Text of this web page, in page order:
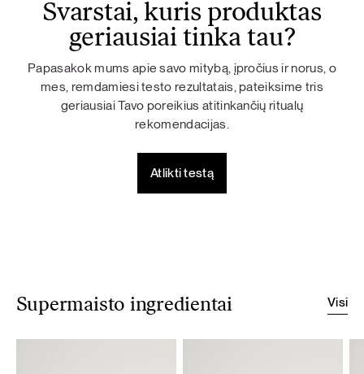
Svarstai, kuris produktas
geriausiai tinka tau?
Papasakok mums apie savo mitybą, įpročius ir norus, o
mes, remdamiesi testo rezultatais, pateiksime tris
geriausiai Tavo poreikius atitinkančių ritualų
rekomendacijas.
Atlikti testą
Supermaisto ingredientai Visi